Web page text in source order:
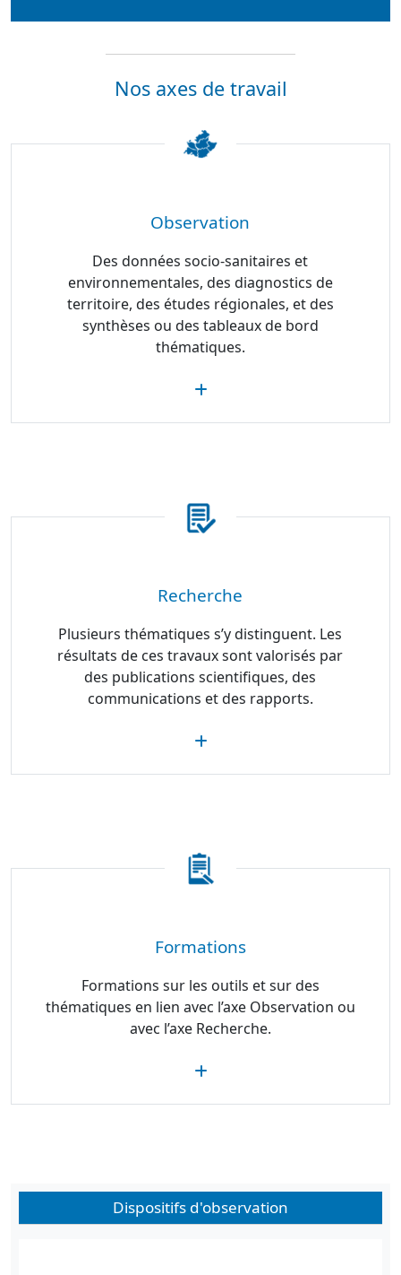
Nos axes de travail
Observation
Des données socio-sanitaires et
environnementales, des diagnostics de
territoire, des études régionales, et des
synthèses ou des tableaux de bord
thématiques.
Recherche
Plusieurs thématiques s’y distinguent. Les
résultats de ces travaux sont valorisés par
des publications scientifiques, des
communications et des rapports.
Formations
Formations sur les outils et sur des
thématiques en lien avec l’axe Observation ou
avec l’axe Recherche.
Dispositifs d'observation